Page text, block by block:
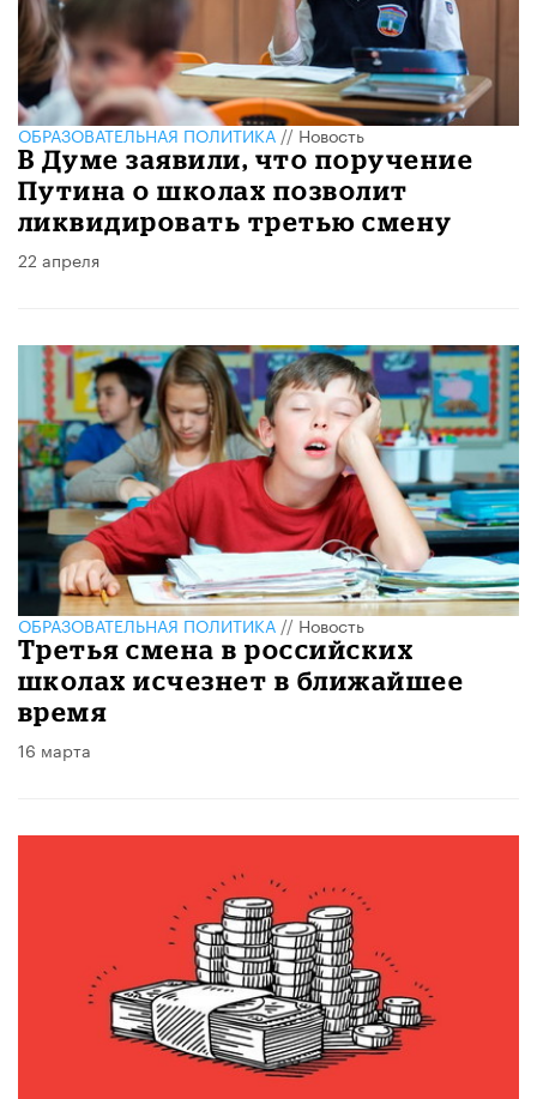
ОБРАЗОВАТЕЛЬНАЯ ПОЛИТИКА//Новость
В Думе заявили, что поручение
Путина о школах позволит
ликвидировать третью смену
22 апреля
ОБРАЗОВАТЕЛЬНАЯ ПОЛИТИКА//Новость
Третья смена в российских
школах исчезнет в ближайшее
время
16 марта